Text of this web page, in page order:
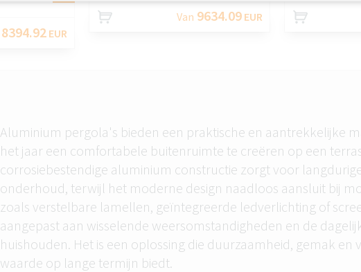
8394.92EUR
Van 9634.09 EUR
Aluminium pergola's bieden een praktische en aantrekkelijke
het jaar een comfortabele buitenruimte te creëren op een
corrosiebestendige aluminium constructie zorgt voor
onderhoud, terwijl het moderne design naadloos aansluit bij
zoals verstelbare lamellen, geïntegreerde ledverlichting of
aangepast aan wisselende weersomstandigheden en de
huishouden. Het is een oplossing die duurzaamheid, gemak
waarde op lange termijn biedt.